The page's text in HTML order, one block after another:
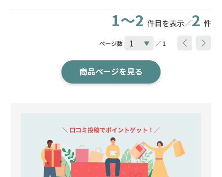
1～2 件目を表示／2 件
ページ数 ／ 1
商品ページを見る